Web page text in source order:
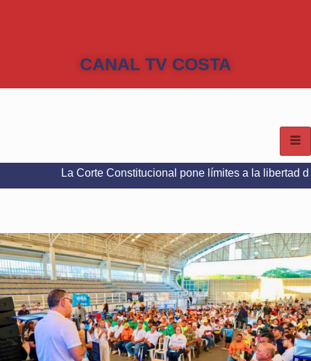
CANAL TV COSTA
Corte Constitucional pone límites a la libertad de